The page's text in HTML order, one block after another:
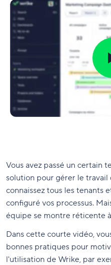
Vous avez passé un certain
solution pour gérer le travail
connaissez tous les tenants
configuré vos processus.
équipe se montre réticente
Dans cette courte vidéo,
bonnes pratiques pour
l'utilisation de Wrike, par